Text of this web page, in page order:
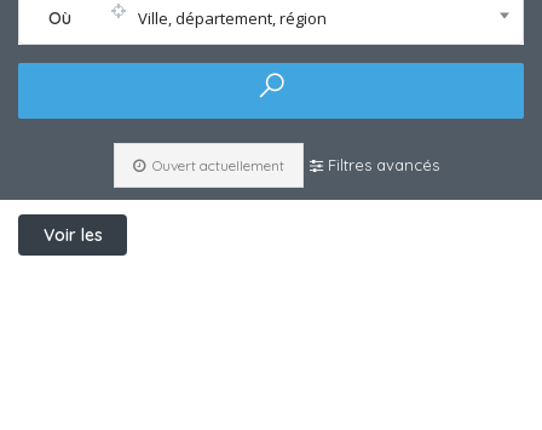
Où Ville, département, région
Ouvert actuellement Filtres avancés
Voir les